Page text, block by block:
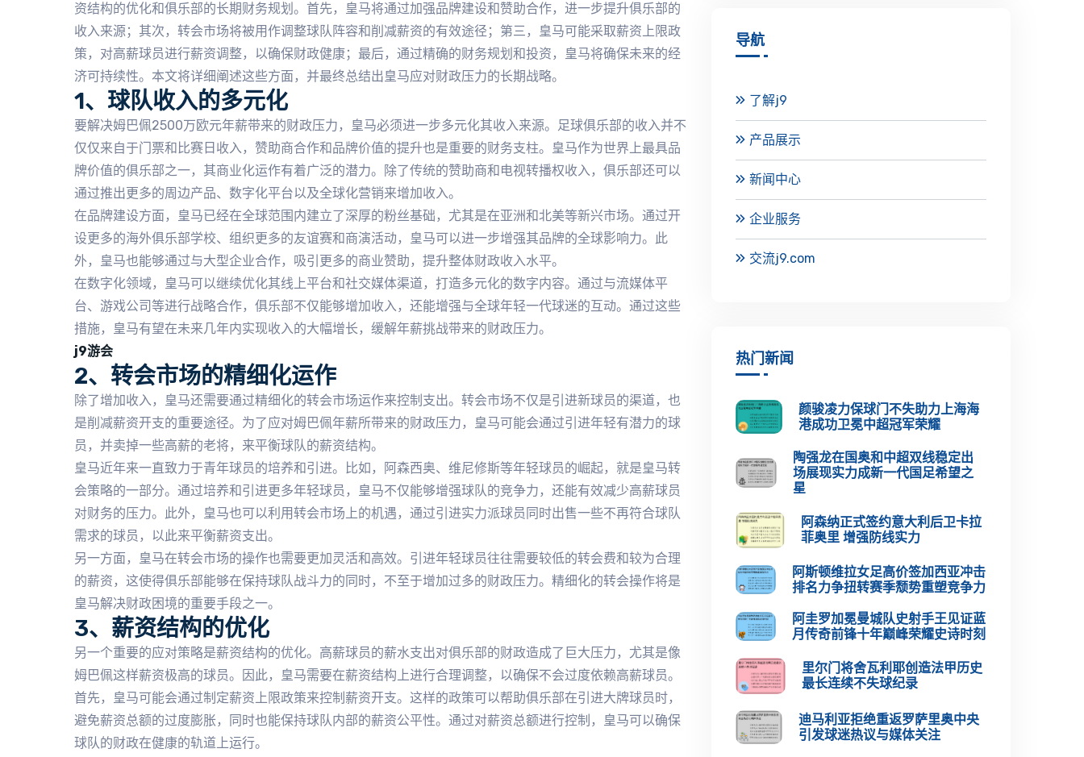
资结构的优化和俱乐部的长期财务规划。首先，皇马将通过加强品牌建设和赞助合作，进一步提升俱乐部的
收入来源；其次，转会市场将被用作调整球队阵容和削减薪资的有效途径；第三，皇马可能采取薪资上限政
策，对高薪球员进行薪资调整，以确保财政健康；最后，通过精确的财务规划和投资，皇马将确保未来的经
济可持续性。本文将详细阐述这些方面，并最终总结出皇马应对财政压力的长期战略。
1、球队收入的多元化
要解决姆巴佩2500万欧元年薪带来的财政压力，皇马必须进一步多元化其收入来源。足球俱乐部的收入并不
仅仅来自于门票和比赛日收入，赞助商合作和品牌价值的提升也是重要的财务支柱。皇马作为世界上最具品
牌价值的俱乐部之一，其商业化运作有着广泛的潜力。除了传统的赞助商和电视转播权收入，俱乐部还可以
通过推出更多的周边产品、数字化平台以及全球化营销来增加收入。
在品牌建设方面，皇马已经在全球范围内建立了深厚的粉丝基础，尤其是在亚洲和北美等新兴市场。通过开
设更多的海外俱乐部学校、组织更多的友谊赛和商演活动，皇马可以进一步增强其品牌的全球影响力。此
外，皇马也能够通过与大型企业合作，吸引更多的商业赞助，提升整体财政收入水平。
在数字化领域，皇马可以继续优化其线上平台和社交媒体渠道，打造多元化的数字内容。通过与流媒体平
台、游戏公司等进行战略合作，俱乐部不仅能够增加收入，还能增强与全球年轻一代球迷的互动。通过这些
措施，皇马有望在未来几年内实现收入的大幅增长，缓解年薪挑战带来的财政压力。
j9游会
2、转会市场的精细化运作
除了增加收入，皇马还需要通过精细化的转会市场运作来控制支出。转会市场不仅是引进新球员的渠道，也
是削减薪资开支的重要途径。为了应对姆巴佩年薪所带来的财政压力，皇马可能会通过引进年轻有潜力的球
员，并卖掉一些高薪的老将，来平衡球队的薪资结构。
皇马近年来一直致力于青年球员的培养和引进。比如，阿森西奥、维尼修斯等年轻球员的崛起，就是皇马转
会策略的一部分。通过培养和引进更多年轻球员，皇马不仅能够增强球队的竞争力，还能有效减少高薪球员
对财务的压力。此外，皇马也可以利用转会市场上的机遇，通过引进实力派球员同时出售一些不再符合球队
需求的球员，以此来平衡薪资支出。
另一方面，皇马在转会市场的操作也需要更加灵活和高效。引进年轻球员往往需要较低的转会费和较为合理
的薪资，这使得俱乐部能够在保持球队战斗力的同时，不至于增加过多的财政压力。精细化的转会操作将是
皇马解决财政困境的重要手段之一。
3、薪资结构的优化
另一个重要的应对策略是薪资结构的优化。高薪球员的薪水支出对俱乐部的财政造成了巨大压力，尤其是像
姆巴佩这样薪资极高的球员。因此，皇马需要在薪资结构上进行合理调整，以确保不会过度依赖高薪球员。
首先，皇马可能会通过制定薪资上限政策来控制薪资开支。这样的政策可以帮助俱乐部在引进大牌球员时，
避免薪资总额的过度膨胀，同时也能保持球队内部的薪资公平性。通过对薪资总额进行控制，皇马可以确保
球队的财政在健康的轨道上运行。
导航
了解j9
产品展示
新闻中心
企业服务
交流j9.com
热门新闻
颜骏凌力保球门不失助力上海海
港成功卫冕中超冠军荣耀
陶强龙在国奥和中超双线稳定出
场展现实力成新一代国足希望之
星
阿森纳正式签约意大利后卫卡拉
菲奥里 增强防线实力
阿斯顿维拉女足高价签加西亚冲击
排名力争扭转赛季颓势重塑竞争力
阿圭罗加冕曼城队史射手王见证蓝
月传奇前锋十年巅峰荣耀史诗时刻
里尔门将舍瓦利耶创造法甲历史
最长连续不失球纪录
迪马利亚拒绝重返罗萨里奥中央
引发球迷热议与媒体关注